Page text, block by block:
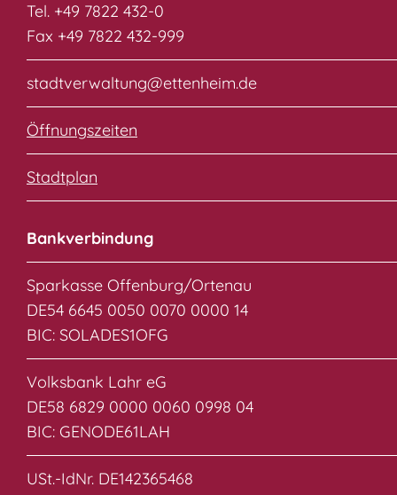
Tel. +49 7822 432-0
Fax +49 7822 432-999
stadtverwaltung@ettenheim.de
Öffnungszeiten
Stadtplan
Bankverbindung
Sparkasse Offenburg/Ortenau
DE54 6645 0050 0070 0000 14
BIC: SOLADES1OFG
Volksbank Lahr eG
DE58 6829 0000 0060 0998 04
BIC: GENODE61LAH
USt.-IdNr. DE142365468